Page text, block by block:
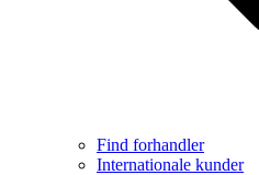
Find forhandler
Internationale kunder